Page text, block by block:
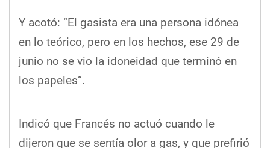
Y acotó: “El gasista era una persona idónea
en lo teórico, pero en los hechos, ese 29 de
junio no se vio la idoneidad que terminó en
los papeles”.
Indicó que Francés no actuó cuando le
dijeron que se sentía olor a gas, y que prefirió